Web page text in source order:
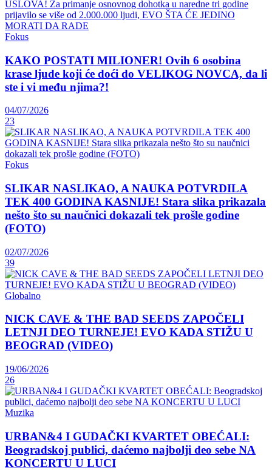
Fokus
KAKO POSTATI MILIONER! Ovih 6 osobina
krase ljude koji će doći do VELIKOG NOVCA, da li
ste i vi među njima?!
04/07/2026
23
Fokus
SLIKAR NASLIKAO, A NAUKA POTVRDILA
TEK 400 GODINA KASNIJE! Stara slika prikazala
nešto što su naučnici dokazali tek prošle godine
(FOTO)
02/07/2026
39
Globalno
NICK CAVE & THE BAD SEEDS ZAPOČELI
LETNJI DEO TURNEJE! EVO KADA STIŽU U
BEOGRAD (VIDEO)
19/06/2026
26
Muzika
URBAN&4 I GUDAČKI KVARTET OBEĆALI:
Beogradskoj publici, daćemo najbolji deo sebe NA
KONCERTU U LUCI